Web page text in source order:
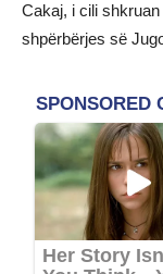
Cakaj, i cili
shpërbërjes së